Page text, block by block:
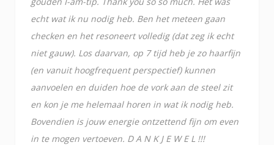
echt wat ik nu nodig heb. Ben het meteen gaan
checken en het resoneert volledig (dat zeg ik echt
niet gauw). Los daarvan, op 7 tijd heb je zo haarfijn
(en vanuit hoogfrequent perspectief) kunnen
aanvoelen en duiden hoe de vork aan de steel zit
en kon je me helemaal horen in wat ik nodig heb.
Bovendien is jouw energie ontzettend fijn om even
in te mogen vertoeven. D A N K J E W E L !!!